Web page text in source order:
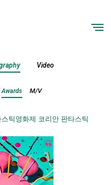
Video
Awards M/V
틱영화제 코리안 판타스틱